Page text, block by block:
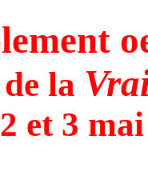
de la
et 3